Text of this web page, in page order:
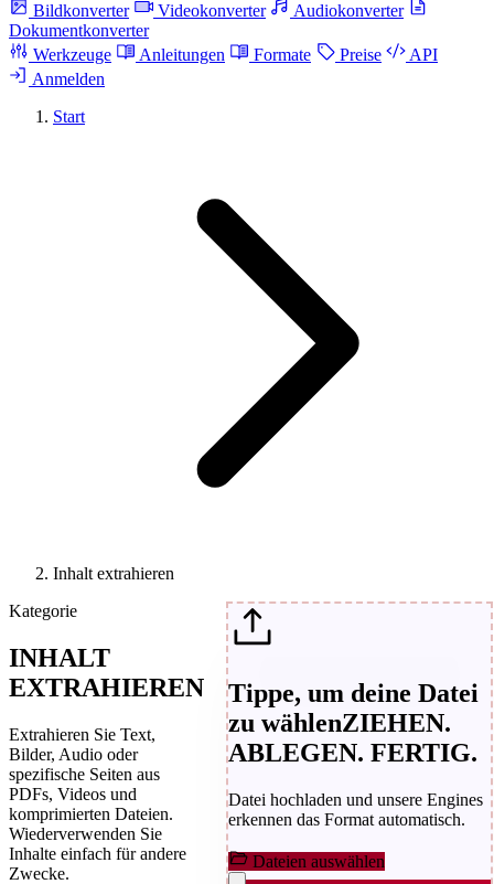
Bildkonverter
Videokonverter
Audiokonverter
Dokumentkonverter
Werkzeuge
Anleitungen Formate Preise
API
Anmelden
Start
Inhalt extrahieren
Kategorie
INHALT
EXTRAHIEREN
Extrahieren Sie Text,
Bilder, Audio oder
spezifische Seiten aus
PDFs, Videos und
komprimierten Dateien.
Wiederverwenden Sie
Inhalte einfach für andere
Zwecke.
Tippe, um deine Datei
zu wählenZIEHEN.
ABLEGEN. FERTIG.
Datei hochladen und unsere Engines
erkennen das Format automatisch.
Dateien auswählen